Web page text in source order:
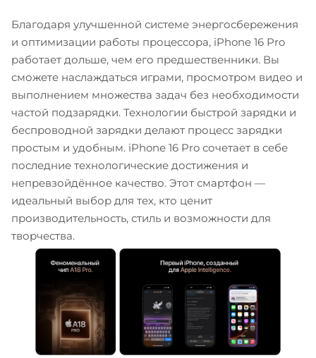
Благодаря улучшенной системе энергосбережения
и оптимизации работы процессора, iPhone 16 Pro
работает дольше, чем его предшественники. Вы
сможете наслаждаться играми, просмотром видео и
выполнением множества задач без необходимости
частой подзарядки. Технологии быстрой зарядки и
беспроводной зарядки делают процесс зарядки
простым и удобным. iPhone 16 Pro сочетает в себе
последние технологические достижения и
непревзойдённое качество. Этот смартфон —
идеальный выбор для тех, кто ценит
производительность, стиль и возможности для
творчества.